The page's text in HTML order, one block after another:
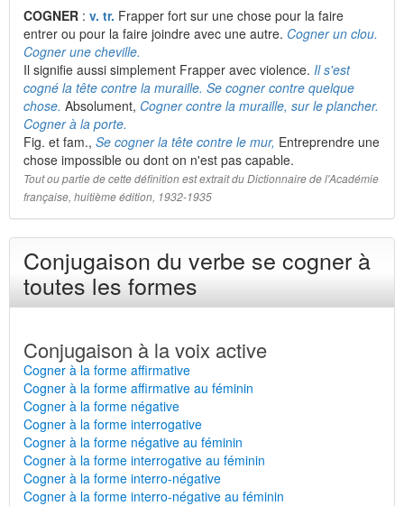
COGNER : v. tr. Frapper fort sur une chose pour la faire
entrer ou pour la faire joindre avec une autre. Cogner un clou.
Cogner une cheville.
Il signifie aussi simplement Frapper avec violence. Il s'est
cogné la tête contre la muraille. Se cogner contre quelque
chose. Absolument, Cogner contre la muraille, sur le plancher.
Cogner à la porte.
Fig. et fam., Se cogner la tête contre le mur, Entreprendre une
chose impossible ou dont on n'est pas capable.
Tout ou partie de cette définition est extrait du Dictionnaire de l'Académie
française, huitième édition, 1932-1935
Conjugaison du verbe se cogner à
toutes les formes
Conjugaison à la voix active
Cogner à la forme affirmative
Cogner à la forme affirmative au féminin
Cogner à la forme négative
Cogner à la forme interrogative
Cogner à la forme négative au féminin
Cogner à la forme interrogative au féminin
Cogner à la forme interro-négative
Cogner à la forme interro-négative au féminin